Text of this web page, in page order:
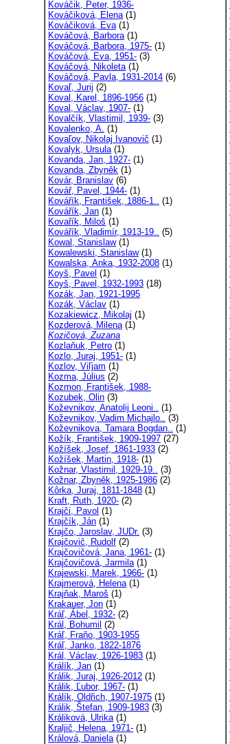
Kováčik, Peter, 1936-
Kováčiková, Elena(1)
Kováčiková, Eva(1)
Kováčová, Barbora(1)
Kováčová, Barbora, 1975- (1)
Kováčová, Eva, 1951- (3)
Kováčová, Nikoleta(1)
Kováčová, Pavla, 1931-2014 (6)
Kovaľ, Jurij (2)
Koval, Karel, 1896-1956 (1)
Koval, Václav, 1907- (1)
Kovalčík, Vlastimil, 1939- (3)
Kovalenko, A. (1)
Kovaľov, Nikolaj Ivanovič (1)
Kovalyk, Ursula(1)
Kovanda, Jan, 1927- (1)
Kovanda, Zbyněk (1)
Kovár, Branislav (6)
Kovář, Pavel, 1944- (1)
Kovářík, František, 1886-1.. (1)
Kovářík, Jan (1)
Kovařík, Miloš (1)
Kovářík, Vladimír, 1913-19.. (5)
Kowal, Stanislaw(1)
Kowalewski, Stanislaw(1)
Kowalska, Anka, 1932-2008 (1)
Koyš, Pavel (1)
Koyš, Pavel, 1932-1993 (18)
Kozák, Jan, 1921-1995
Kozák, Václav (1)
Kozakiewicz, Mikolaj (1)
Kozderová, Milena(1)
Kozičová, Zuzana
Kozlaňuk, Petro (1)
Kozlo, Juraj, 1951- (1)
Kozlov, Viľjam (1)
Kozma, Július (2)
Kozmon, František, 1988-
Kozubek, Olin (3)
Koževnikov, Anatolij Leoni.. (1)
Koževnikov, Vadim Michajlo.. (3)
Koževnikova, Tamara Bogdan.. (1)
Kožík, František, 1909-1997 (27)
Kožíšek, Josef, 1861-1933 (2)
Kožíšek, Martin, 1918- (1)
Kožnar, Vlastimil, 1929-19.. (3)
Kožnar, Zbyněk, 1925-1986 (2)
Kôrka, Juraj, 1811-1848 (1)
Kraft, Ruth, 1920- (2)
Krajči, Pavol (1)
Krajčík, Ján (1)
Krajčo, Jaroslav, JUDr. (3)
Krajčovič, Rudolf (2)
Krajčovičová, Jana, 1961- (1)
Krajčovičová, Jarmila(1)
Krajewski, Marek, 1966- (1)
Krajmerová, Helena(1)
Krajňak, Maroš (1)
Krakauer, Jon (1)
Kráľ, Ábel, 1932- (2)
Král, Bohumil (2)
Kráľ, Fraňo, 1903-1955
Kráľ, Janko, 1822-1876
Král, Václav, 1926-1983 (1)
Králík, Jan (1)
Králik, Juraj, 1926-2012 (1)
Králik, Ľubor, 1967- (1)
Králík, Oldřich, 1907-1975 (1)
Králik, Štefan, 1909-1983 (3)
Králiková, Ulrika(1)
Kraljič, Helena, 1971- (1)
Králová, Daniela(1)